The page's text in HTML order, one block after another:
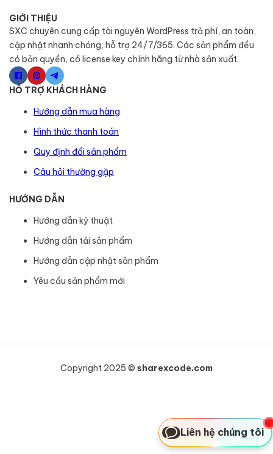
GIỚI THIỆU
SXC chuyên cung cấp tài nguyên WordPress trả phí, an toàn,
cập nhật nhanh chóng, hỗ trợ 24/7/365. Các sản phẩm đều
có bản quyền, có license key chính hãng từ nhà sản xuất.
HỖ TRỢ KHÁCH HÀNG
Hướng dẫn mua hàng
Hình thức thanh toán
Quy định đổi sản phẩm
Câu hỏi thường gặp
HƯỚNG DẪN
Hướng dẫn kỹ thuật
Hướng dẫn tải sản phẩm
Hướng dẫn cập nhật sản phẩm
Yêu cầu sản phẩm mới
Copyright 2025 © sharexcode.com
Liên hệ chúng tôi